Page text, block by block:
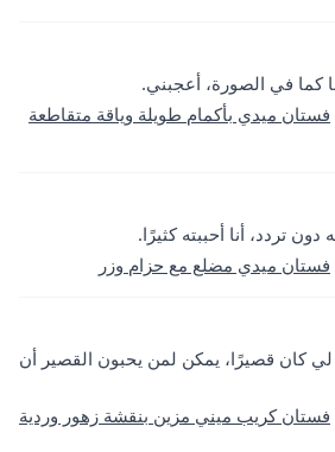
كما في الصورة، أعجبني.
فستان ميدي بأكمام طويلة وياقة متقاطعة
دون تردد، أنا أحببته كثيرًا.
فستان ميدي مضلع مع حزام وزر
لي كان قصيرًا، يمكن لمن يحبون القصير أن
فستان كريب ميني مزين بنقشة زهور وردية